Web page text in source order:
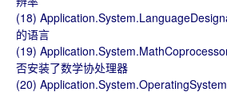
(18)
的语言
(19)
否安装了数学协处理器
(20)